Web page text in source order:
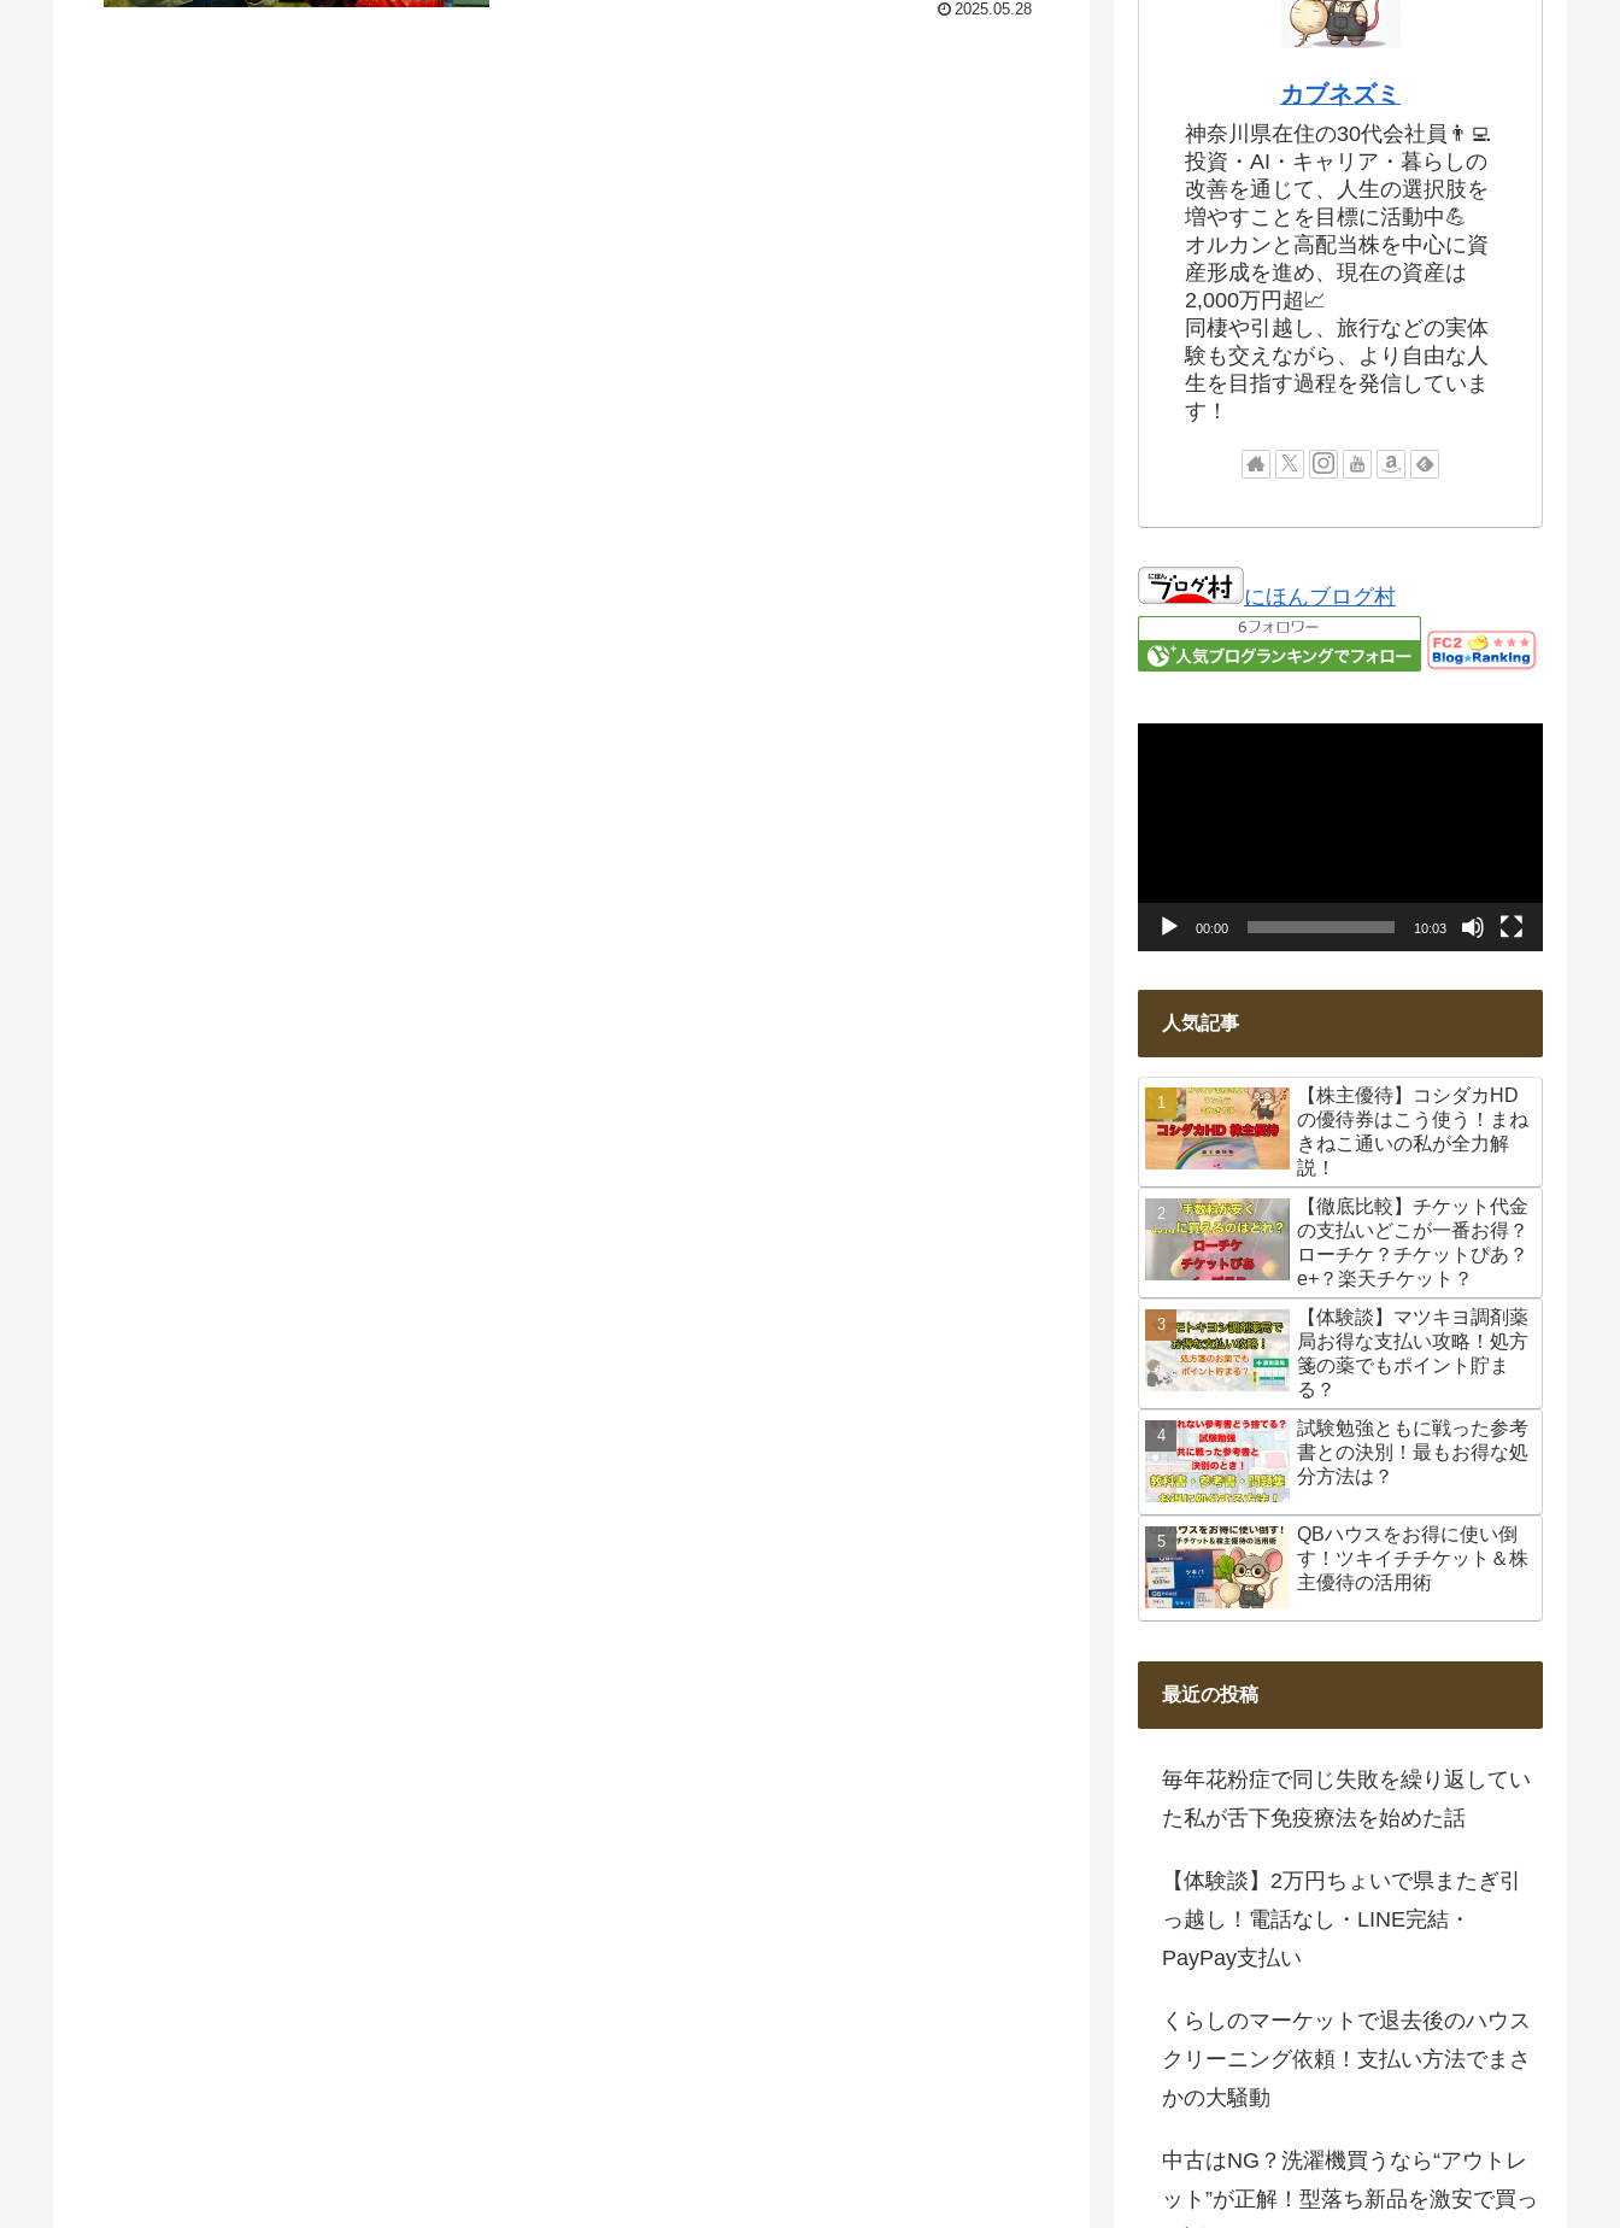
2025.05.28
カブネズミ
神奈川県在住の30代会社員👨‍💻
投資・AI・キャリア・暮らしの
改善を通じて、人生の選択肢を
増やすことを目標に活動中💪
オルカンと高配当株を中心に資
産形成を進め、現在の資産は
2,000万円超📈
同棲や引越し、旅行などの実体
験も交えながら、より自由な人
生を目指す過程を発信していま
す！
にほんブログ村
00:00 10:03
人気記事
【株主優待】コシダカHD
の優待券はこう使う！まね
きねこ通いの私が全力解
説！
【徹底比較】チケット代金
の支払いどこが一番お得？
ローチケ？チケットぴあ？
e+？楽天チケット？
【体験談】マツキヨ調剤薬
局お得な支払い攻略！処方
箋の薬でもポイント貯ま
る？
試験勉強ともに戦った参考
書との決別！最もお得な処
分方法は？
QBハウスをお得に使い倒
す！ツキイチチケット＆株
主優待の活用術
最近の投稿
毎年花粉症で同じ失敗を繰り返してい
た私が舌下免疫療法を始めた話
【体験談】2万円ちょいで県またぎ引
っ越し！電話なし・LINE完結・
PayPay支払い
くらしのマーケットで退去後のハウス
クリーニング依頼！支払い方法でまさ
かの大騒動
中古はNG？洗濯機買うなら“アウトレ
ット”が正解！型落ち新品を激安で買っ